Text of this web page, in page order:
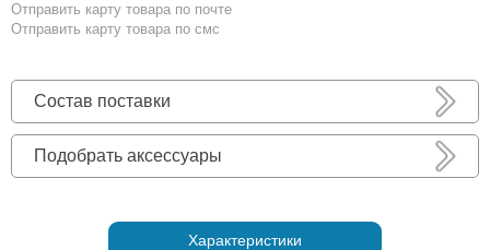
Отправить карту товара по почте
Отправить карту товара по смс
Состав поставки
Подобрать аксессуары
Характеристики